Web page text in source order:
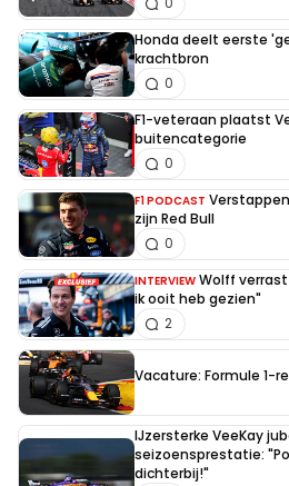
Honda deelt eerste
krachtbron
0
F1-veteraan plaatst
buitencategorie
0
F1 PODCAST
zijn Red Bull
0
INTERVIEW Wolff
ik ooit heb gezien"
2
Vacature: Formule 1-
IJzersterke VeeKay
seizoensprestatie:
dichterbij!"